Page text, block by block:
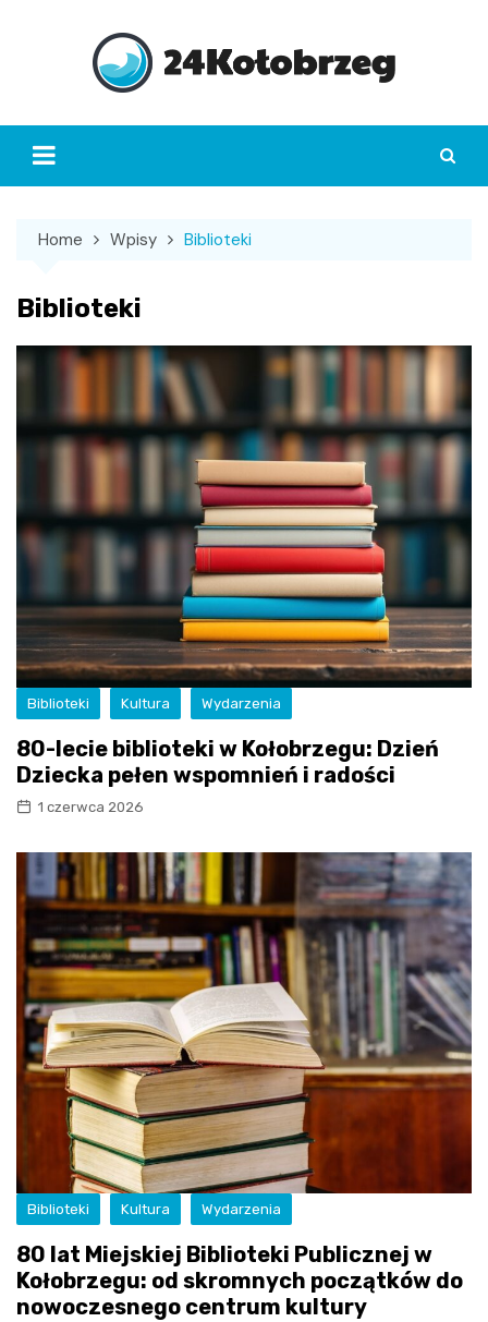
Home Wpisy Biblioteki
Biblioteki
Biblioteki Kultura Wydarzenia
80-lecie biblioteki w Kołobrzegu: Dzień
Dziecka pełen wspomnień i radości
1 czerwca 2026
Biblioteki Kultura Wydarzenia
80 lat Miejskiej Biblioteki Publicznej w
Kołobrzegu: od skromnych początków do
nowoczesnego centrum kultury